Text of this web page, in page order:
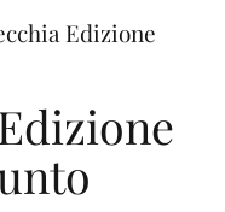
Edizione